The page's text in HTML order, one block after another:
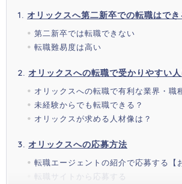
オリックスへ第二新卒での転職はでき
第二新卒では転職できない
転職難易度は高い
オリックスへの転職で受かりやすい人
オリックスへの転職で有利な業界・職
未経験からでも転職できる？
オリックスが求める人材像は？
オリックスへの応募方法
転職エージェントの紹介で応募する【
転職サイトから応募する